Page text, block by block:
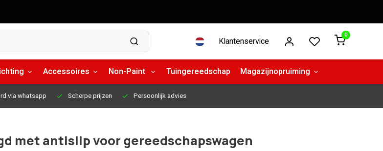
Klantenservice
0
Accessoires Non-Paint Tuingereedschap Magazijnopruiming
via whatsapp Scherpe prijzen Persoonlijk advies
met antislip voor gereedschapswagen